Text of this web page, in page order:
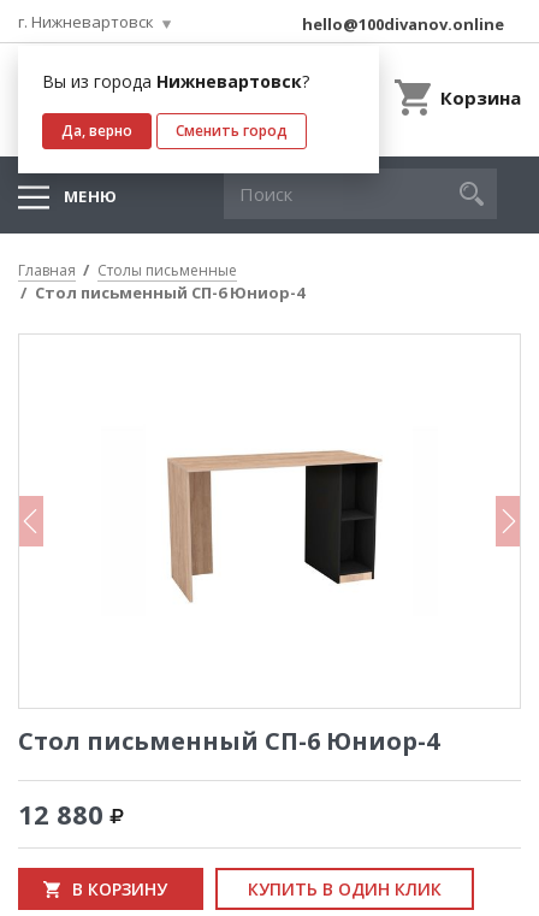
г. Нижневартовск
Вы из города Нижневартовск?
Да, верно Сменить город
hello@100divanov.online
Корзина
МЕНЮ
Главная Столы письменные
Стол письменный СП-6 Юниор-4
Стол письменный СП-6 Юниор-4
12 880
В КОРЗИНУ
КУПИТЬ В ОДИН КЛИК